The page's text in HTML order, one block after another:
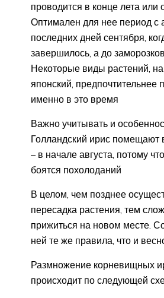
проводится в конце лета или
Оптимален для нее период с
последних дней сентября,
завершилось, а до
Некоторые виды растений,
японский, предпочтительнее
именно в это время
Важно учитывать и
Голландский ирис помещают
– в начале августа, потому
боятся похолоданий
В целом, чем позднее
пересадка растения, тем
прижиться на новом месте.
ней те же правила, что и
Размножение корневищных
происходит по следующей